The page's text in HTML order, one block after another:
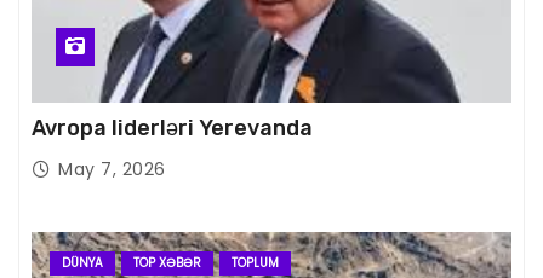
Avropa liderləri Yerevanda
May 7, 2026
DÜNYA TOP XƏBƏR TOPLUM